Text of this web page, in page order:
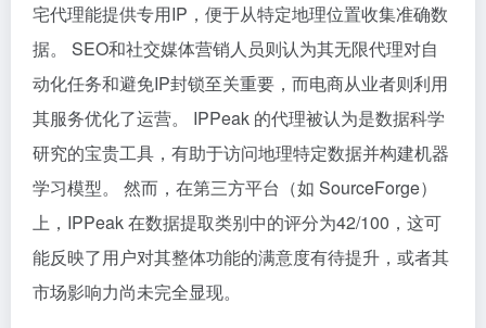
宅代理能提供专用IP，便于从特定地理位置收集准确数
据。 SEO和社交媒体营销人员则认为其无限代理对自
动化任务和避免IP封锁至关重要，而电商从业者则利用
其服务优化了运营。 IPPeak 的代理被认为是数据科学
研究的宝贵工具，有助于访问地理特定数据并构建机器
学习模型。 然而，在第三方平台（如 SourceForge）
上，IPPeak 在数据提取类别中的评分为42/100，这可
能反映了用户对其整体功能的满意度有待提升，或者其
市场影响力尚未完全显现。